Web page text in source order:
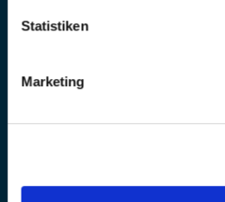
Statistiken
Marketing